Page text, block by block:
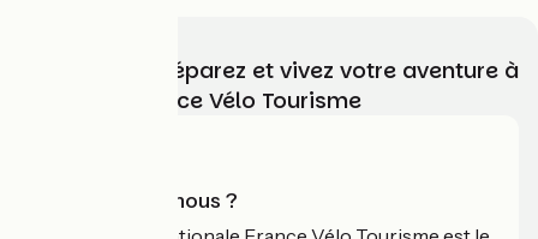
Choisissez, préparez et vivez votre aventure à
vélo avec France Vélo Tourisme
Qui sommes-nous ?